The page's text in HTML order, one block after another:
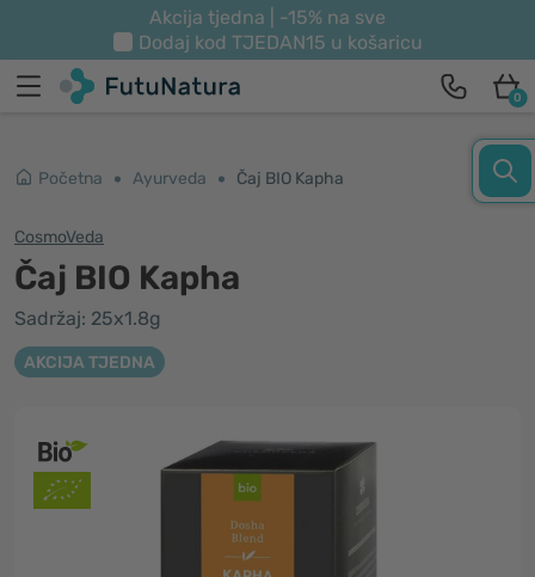
Akcija tjedna | -15% na sve
Dodaj kod TJEDAN15 u košaricu
0
Početna Ayurveda Čaj BIO Kapha
CosmoVeda
Čaj BIO Kapha
Sadržaj: 25x1.8g
AKCIJA TJEDNA